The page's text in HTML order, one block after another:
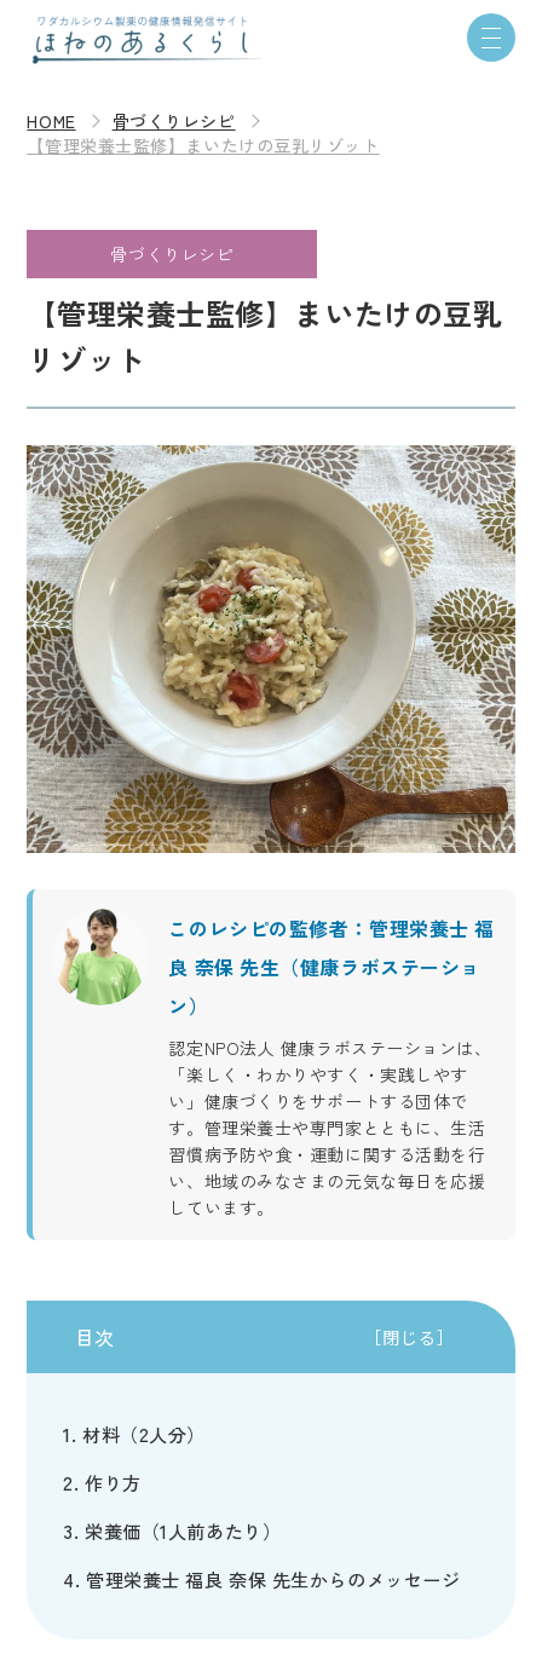
HOME
骨づくりレシピ
【管理栄養士監修】まいたけの豆乳リゾット
骨づくりレシピ
【管理栄養士監修】まいたけの豆乳
リゾット
このレシピの監修者：管理栄養士 福
良 奈保 先生（健康ラボステーショ
ン）
認定NPO法人 健康ラボステーションは、
「楽しく・わかりやすく・実践しやす
い」健康づくりをサポートする団体で
す。管理栄養士や専門家とともに、生活
習慣病予防や食・運動に関する活動を行
い、地域のみなさまの元気な毎日を応援
しています。
［閉じる］
目次
材料（2人分）
作り方
栄養価（1人前あたり）
管理栄養士 福良 奈保 先生からのメッセージ